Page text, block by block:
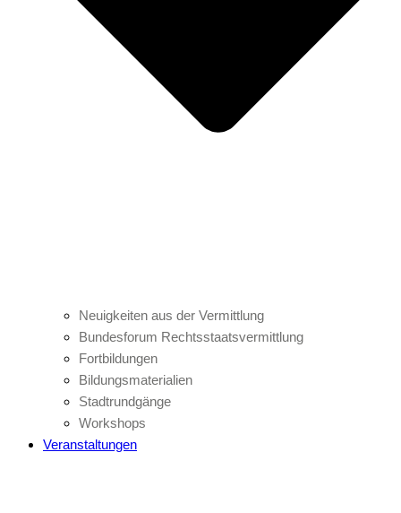
Neuigkeiten aus der Vermittlung
Bundesforum Rechtsstaatsvermittlung
Fortbildungen
Bildungsmaterialien
Stadtrundgänge
Workshops
Veranstaltungen